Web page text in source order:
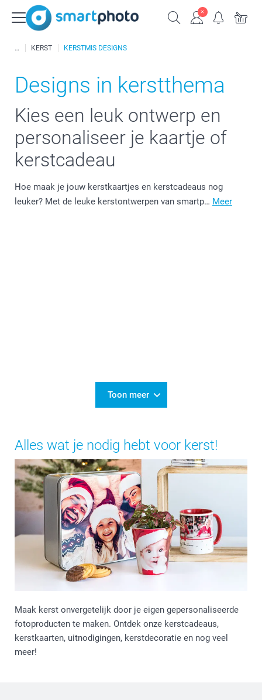
KERST KERSTMIS DESIGNS
Designs in kerstthema
Kies een leuk ontwerp en
personaliseer je kaartje of
kerstcadeau
Hoe maak je jouw kerstkaartjes en kerstcadeaus nog
leuker? Met de leuke kerstontwerpen van smartp… Meer
Toon meer
Alles wat je nodig hebt voor kerst!
Maak kerst onvergetelijk door je eigen gepersonaliseerde
fotoproducten te maken. Ontdek onze kerstcadeaus,
kerstkaarten, uitnodigingen, kerstdecoratie en nog veel
meer!